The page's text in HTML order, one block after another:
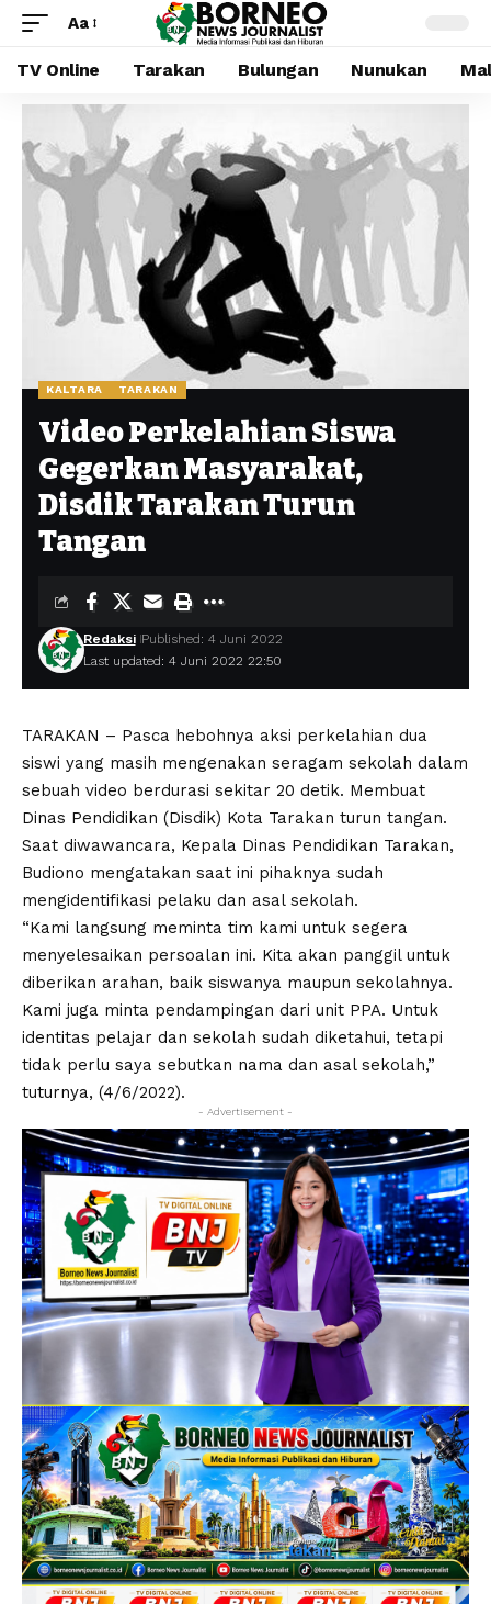
Aa
TV Online Tarakan Bulungan Nunukan
KALTARA TARAKAN
Video Perkelahian Siswa
Gegerkan Masyarakat,
Disdik Tarakan Turun
Tangan
Last updated: 4 Juni 2022 22:50
Redaksi Published: 4 Juni 2022
TARAKAN – Pasca hebohnya aksi perkelahian dua
siswi yang masih mengenakan seragam sekolah dalam
sebuah video berdurasi sekitar 20 detik. Membuat
Dinas Pendidikan (Disdik) Kota Tarakan turun tangan.
Saat diwawancara, Kepala Dinas Pendidikan Tarakan,
Budiono mengatakan saat ini pihaknya sudah
mengidentifikasi pelaku dan asal sekolah.
“Kami langsung meminta tim kami untuk segera
menyelesaikan persoalan ini. Kita akan panggil untuk
diberikan arahan, baik siswanya maupun sekolahnya.
Kami juga minta pendampingan dari unit PPA. Untuk
identitas pelajar dan sekolah sudah diketahui, tetapi
tidak perlu saya sebutkan nama dan asal sekolah,”
tuturnya, (4/6/2022).
- Advertisement -